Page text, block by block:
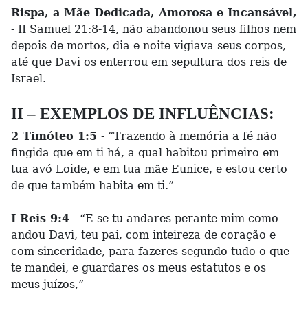
Rispa, a Mãe Dedicada, Amorosa e Incansável,
- II Samuel 21:8-14, não abandonou seus filhos nem
depois de mortos, dia e noite vigiava seus corpos,
até que Davi os enterrou em sepultura dos reis de
Israel.
II – EXEMPLOS DE INFLUÊNCIAS:
2 Timóteo 1:5 - “Trazendo à memória a fé não
fingida que em ti há, a qual habitou primeiro em
tua avó Loide, e em tua mãe Eunice, e estou certo
de que também habita em ti.”
I Reis 9:4 - “E se tu andares perante mim como
andou Davi, teu pai, com inteireza de coração e
com sinceridade, para fazeres segundo tudo o que
te mandei, e guardares os meus estatutos e os
meus juízos,”